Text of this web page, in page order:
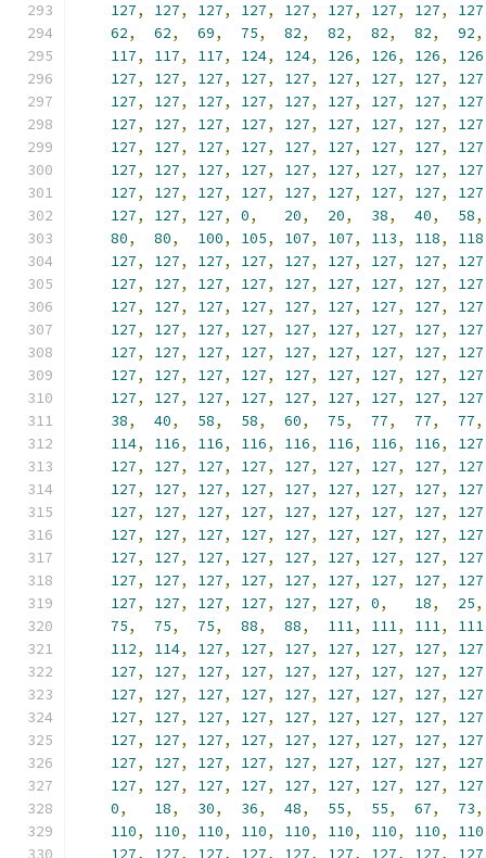
127, 127, 127, 127, 127, 127, 127, 127, 127
62, 62, 69, 75, 82, 82, 82, 82, 92,
117, 117, 117, 124, 124, 126, 126, 126, 126
127, 127, 127, 127, 127, 127, 127, 127, 127
127, 127, 127, 127, 127, 127, 127, 127, 127
127, 127, 127, 127, 127, 127, 127, 127, 127
127, 127, 127, 127, 127, 127, 127, 127, 127
127, 127, 127, 127, 127, 127, 127, 127, 127
127, 127, 127, 127, 127, 127, 127, 127, 127
127, 127, 127, 0, 20, 20, 38, 40, 58,
80, 80, 100, 105, 107, 107, 113, 118, 118
127, 127, 127, 127, 127, 127, 127, 127, 127
127, 127, 127, 127, 127, 127, 127, 127, 127
127, 127, 127, 127, 127, 127, 127, 127, 127
127, 127, 127, 127, 127, 127, 127, 127, 127
127, 127, 127, 127, 127, 127, 127, 127, 127
127, 127, 127, 127, 127, 127, 127, 127, 127
127, 127, 127, 127, 127, 127, 127, 127, 127
38, 40, 58, 58, 60, 75, 77, 77, 77,
114, 116, 116, 116, 116, 116, 116, 116, 127
127, 127, 127, 127, 127, 127, 127, 127, 127
127, 127, 127, 127, 127, 127, 127, 127, 127
127, 127, 127, 127, 127, 127, 127, 127, 127
127, 127, 127, 127, 127, 127, 127, 127, 127
127, 127, 127, 127, 127, 127, 127, 127, 127
127, 127, 127, 127, 127, 127, 127, 127, 127
127, 127, 127, 127, 127, 127, 0, 18, 25,
75, 75, 75, 88, 88, 111, 111, 111, 111
112, 114, 127, 127, 127, 127, 127, 127, 127
127, 127, 127, 127, 127, 127, 127, 127, 127
127, 127, 127, 127, 127, 127, 127, 127, 127
127, 127, 127, 127, 127, 127, 127, 127, 127
127, 127, 127, 127, 127, 127, 127, 127, 127
127, 127, 127, 127, 127, 127, 127, 127, 127
127, 127, 127, 127, 127, 127, 127, 127, 127
0, 18, 30, 36, 48, 55, 55, 67, 73,
110, 110, 110, 110, 110, 110, 110, 110, 110
127, 127, 127, 127, 127, 127, 127, 127, 127